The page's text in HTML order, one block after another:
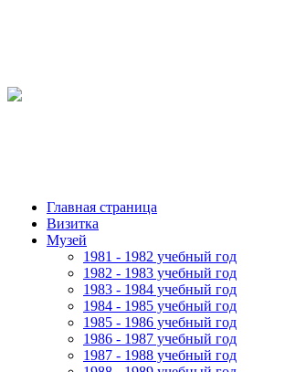
Главная страница
Визитка
Музей
1981 - 1982 учебный год
1982 - 1983 учебный год
1983 - 1984 учебный год
1984 - 1985 учебный год
1985 - 1986 учебный год
1986 - 1987 учебный год
1987 - 1988 учебный год